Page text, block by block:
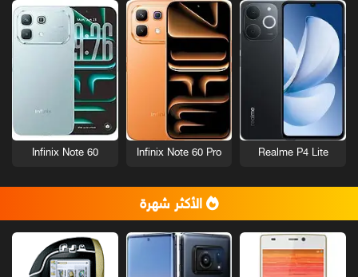
Realme P4 Lite
Infinix Note 60 Pro
Infinix Note 60
الأكثر شهرة